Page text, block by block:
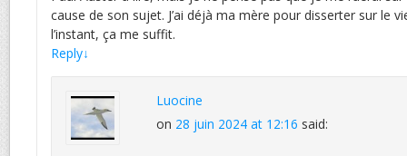
cause de son sujet. J’ai déjà ma mère pour disserter sur le
l’instant, ça me suffit.
Reply↓
Luocine
on 28 juin 2024 at 12:16 said: